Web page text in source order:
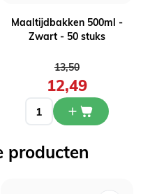
Maaltijdbakken 500ml -
Zwart - 50 stuks
12,49
Normale prijs
13,50
producten